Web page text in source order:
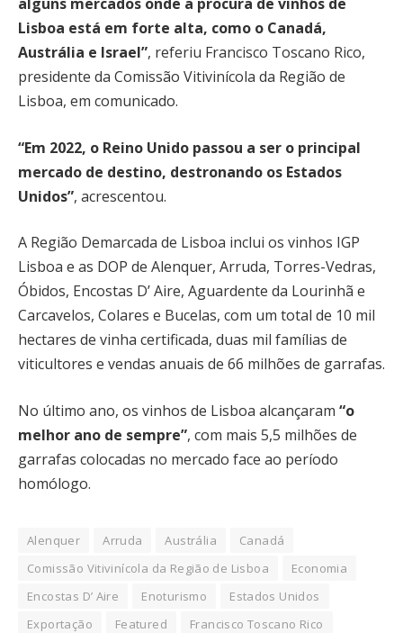
Lisboa está em forte alta, como o Canadá,
Austrália e Israel”, referiu Francisco Toscano Rico,
presidente da Comissão Vitivinícola da Região de
Lisboa, em comunicado.
“Em 2022, o Reino Unido passou a ser o principal
mercado de destino, destronando os Estados
Unidos”, acrescentou.
A Região Demarcada de Lisboa inclui os vinhos IGP
Lisboa e as DOP de Alenquer, Arruda, Torres-Vedras,
Óbidos, Encostas D’ Aire, Aguardente da Lourinhã e
Carcavelos, Colares e Bucelas, com um total de 10 mil
hectares de vinha certificada, duas mil famílias de
viticultores e vendas anuais de 66 milhões de garrafas.
No último ano, os vinhos de Lisboa alcançaram “o
melhor ano de sempre”, com mais 5,5 milhões de
garrafas colocadas no mercado face ao período
homólogo.
Alenquer Arruda Austrália
Canadá
Comissão Vitivinícola da Região de Lisboa
Economia
Encostas D’ Aire
Enoturismo
Estados Unidos
Exportação
Featured
Francisco Toscano Rico